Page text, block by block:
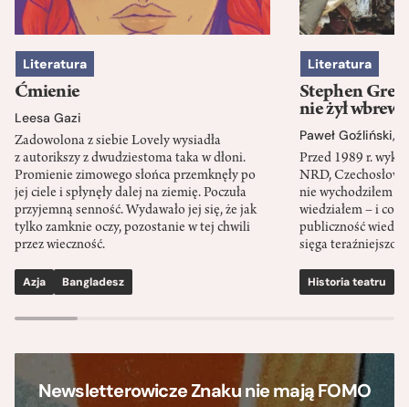
Literatura
Ćmienie
Leesa Gazi
Zadowolona z siebie Lovely wysiadła
z autorikszy z dwudziestoma taka w dłoni.
Promienie zimowego słońca przemknęły po
jej ciele i spłynęły dalej na ziemię. Poczuła
przyjemną senność. Wydawało jej się, że jak
tylko zamknie oczy, pozostanie w tej chwili
przez wieczność.
Azja Bangladesz
Literatura
Stephen
nie żył wbrew
Paweł Goźliński,
Przed 1989 r.
NRD,
nie wychodziłem
wiedziałem – i co
publiczność
sięga
Historia teatru
Newsletterowicze Znaku nie mają FOMO